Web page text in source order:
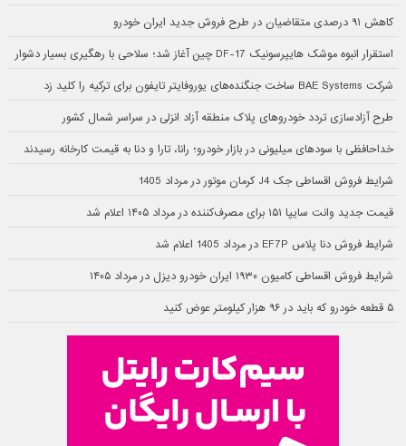
کاهش ۹۱ درصدی متقاضیان در طرح فروش جدید ایران خودرو
استقرار انبوه موشک هایپرسونیک DF-17 چین آغاز شد؛ سلاحی با رهگیری بسیار دشوار
شرکت BAE Systems ساخت جنگنده‌های یوروفایتر تایفون برای ترکیه را کلید زد
طرح آزادسازی تردد خودروهای پلاک منطقه آزاد انزلی در سراسر شمال کشور
خداحافظی با سودهای میلیونی در بازار خودرو؛ رانا، تارا و دنا به قیمت کارخانه رسیدند
شرایط فروش اقساطی جک J4 کرمان موتور در مرداد 1405
قیمت جدید وانت سایپا ۱۵۱ برای مصرف‌کننده در مرداد ۱۴۰۵ اعلام شد
شرایط فروش دنا پلاس EF7P در مرداد 1405 اعلام شد
شرایط فروش اقساطی کامیون ۱۹۳۰ ایران خودرو دیزل در مرداد ۱۴۰۵
۵ قطعه خودرو که باید در ۹۶ هزار کیلومتر عوض کنید